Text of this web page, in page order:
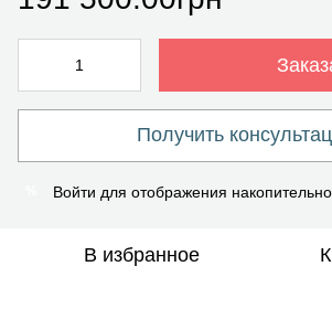
Получить
Войти для отображения
В избранное